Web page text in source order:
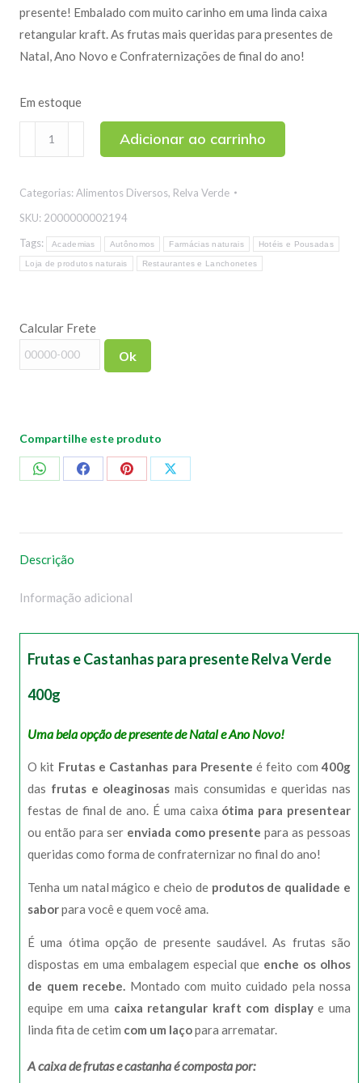
presente! Embalado com muito carinho em uma linda caixa
retangular kraft. As frutas mais queridas para presentes de
Natal, Ano Novo e Confraternizações de final do ano!
Em estoque
-
Frutas
e
Nuts
400g
quantidade
Adicionar ao carrinho
Categorias: Alimentos Diversos, Relva Verde
SKU: 2000000002194
Tags:
Academias Autônomos Farmácias naturais Hotéis e Pousadas
Loja de produtos naturais Restaurantes e Lanchonetes
Calcular Frete
Ok
Compartilhe este produto
CompartilharCompartilharCompartilharCompartilhar
Descrição
Informação adicional
Frutas e Castanhas para presente Relva Verde
400g
Uma bela opção de presente de Natal e Ano Novo!
O kit Frutas e Castanhas para Presente é feito com400g
das frutas e oleaginosas mais consumidas e queridas nas
festas de final de ano. É uma caixa ótima para presentear
ou então para ser enviada como presente para as pessoas
queridas como forma de confraternizar no final do ano!
Tenha um natal mágico e cheio de produtos de qualidade e
saborpara você e quem você ama.
É uma ótima opção de presente saudável. As frutas são
dispostas em uma embalagem especial que enche os olhos
de quem recebe.
Montado com muito cuidado pela nossa
equipe em uma caixa retangular kraft com displaye uma
linda fita de cetim com um laçopara arrematar.
A caixa de frutas e castanha é composta por: